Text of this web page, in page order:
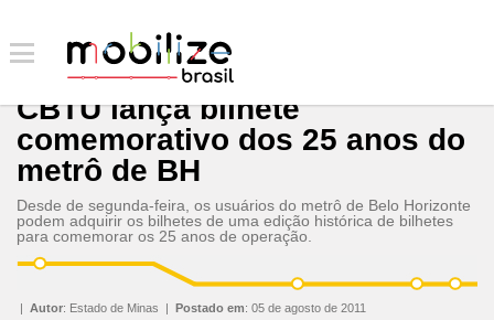
CBTU lança bilhete
comemorativo dos 25 anos do
metrô de BH
Desde de segunda-feira, os usuários do metrô de Belo Horizonte
podem adquirir os bilhetes de uma edição histórica de bilhetes
para comemorar os 25 anos de operação.
| Autor: Estado de Minas | Postado em: 05 de agosto de 2011